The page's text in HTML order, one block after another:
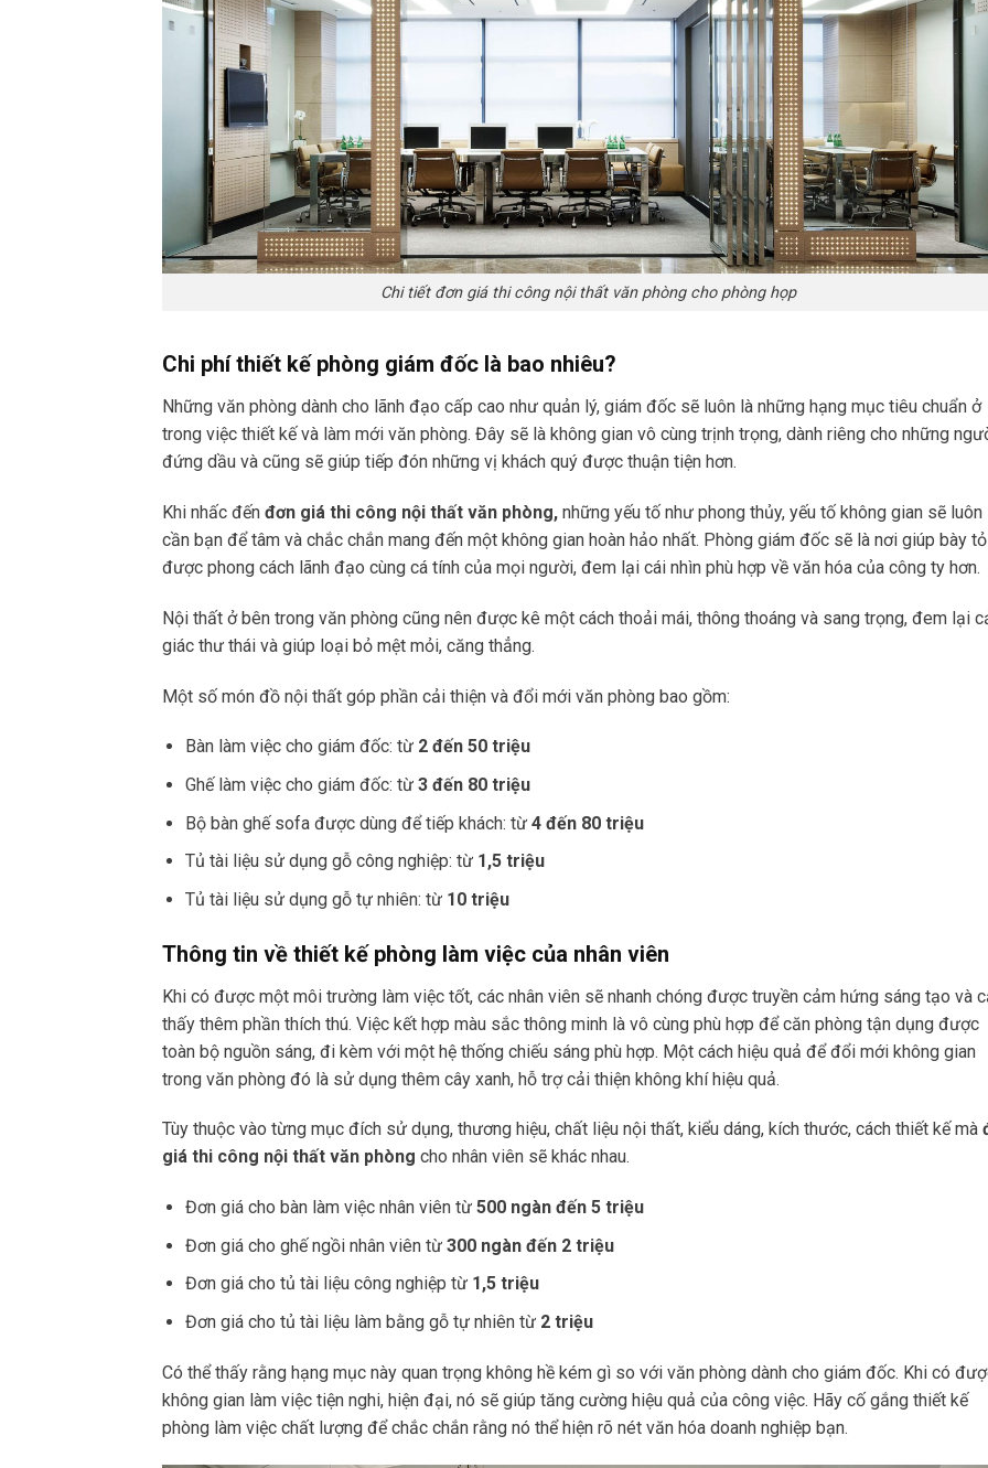
Chi tiết đơn giá thi công nội thất văn phòng cho phòng họp
Chi phí thiết kế phòng giám đốc là bao nhiêu?
Những văn phòng dành cho lãnh đạo cấp cao như quản lý, giám đốc sẽ luôn là những hạng mục tiêu chuẩn ở
trong việc thiết kế và làm mới văn phòng. Đây sẽ là không gian vô cùng trịnh trọng, dành riêng cho những
đứng dầu và cũng sẽ giúp tiếp đón những vị khách quý được thuận tiện hơn.
Khi nhấc đến đơn giá thi công nội thất văn phòng, những yếu tố như phong thủy, yếu tố không gian sẽ luôn
cần bạn để tâm và chắc chắn mang đến một không gian hoàn hảo nhất. Phòng giám đốc sẽ là nơi giúp bày
được phong cách lãnh đạo cùng cá tính của mọi người, đem lại cái nhìn phù hợp về văn hóa của công ty hơn.
Nội thất ở bên trong văn phòng cũng nên được kê một cách thoải mái, thông thoáng và sang trọng, đem lại
giác thư thái và giúp loại bỏ mệt mỏi, căng thẳng.
Một số món đồ nội thất góp phần cải thiện và đổi mới văn phòng bao gồm:
Bàn làm việc cho giám đốc: từ 2 đến 50 triệu
Ghế làm việc cho giám đốc: từ 3 đến 80 triệu
Bộ bàn ghế sofa được dùng để tiếp khách: từ 4 đến 80 triệu
Tủ tài liệu sử dụng gỗ công nghiệp: từ 1,5 triệu
Tủ tài liệu sử dụng gỗ tự nhiên: từ 10 triệu
Thông tin về thiết kế phòng làm việc của nhân viên
Khi có được một môi trường làm việc tốt, các nhân viên sẽ nhanh chóng được truyền cảm hứng sáng tạo và
thấy thêm phần thích thú. Việc kết hợp màu sắc thông minh là vô cùng phù hợp để căn phòng tận dụng được
toàn bộ nguồn sáng, đi kèm với một hệ thống chiếu sáng phù hợp. Một cách hiệu quả để đổi mới không gian
trong văn phòng đó là sử dụng thêm cây xanh, hỗ trợ cải thiện không khí hiệu quả.
Tùy thuộc vào từng mục đích sử dụng, thương hiệu, chất liệu nội thất, kiểu dáng, kích thước, cách thiết kế mà
giá thi công nội thất văn phòng cho nhân viên sẽ khác nhau.
Đơn giá cho bàn làm việc nhân viên từ 500 ngàn đến 5 triệu
Đơn giá cho ghế ngồi nhân viên từ 300 ngàn đến 2 triệu
Đơn giá cho tủ tài liệu công nghiệp từ 1,5 triệu
Đơn giá cho tủ tài liệu làm bằng gỗ tự nhiên từ 2 triệu
Có thể thấy rằng hạng mục này quan trọng không hề kém gì so với văn phòng dành cho giám đốc. Khi có
không gian làm việc tiện nghi, hiện đại, nó sẽ giúp tăng cường hiệu quả của công việc. Hãy cố gắng thiết kế
phòng làm việc chất lượng để chắc chắn rằng nó thể hiện rõ nét văn hóa doanh nghiệp bạn.